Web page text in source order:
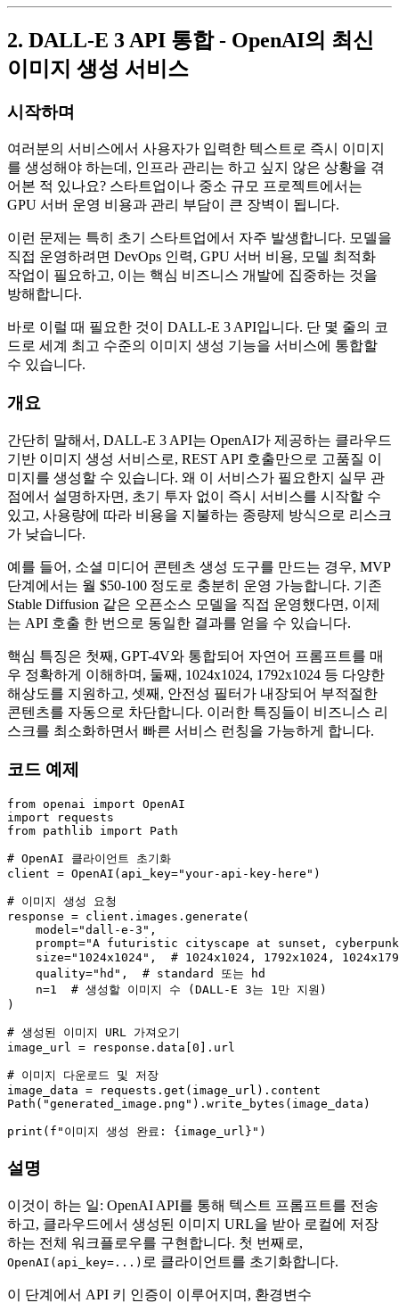
2. DALL-E 3 API 통합 - OpenAI의 최신
이미지 생성 서비스
시작하며
여러분의 서비스에서 사용자가 입력한 텍스트로 즉시 이미지
를 생성해야 하는데, 인프라 관리는 하고 싶지 않은 상황을 겪
어본 적 있나요? 스타트업이나 중소 규모 프로젝트에서는
GPU 서버 운영 비용과 관리 부담이 큰 장벽이 됩니다.
이런 문제는 특히 초기 스타트업에서 자주 발생합니다. 모델을
직접 운영하려면 DevOps 인력, GPU 서버 비용, 모델 최적화
작업이 필요하고, 이는 핵심 비즈니스 개발에 집중하는 것을
방해합니다.
바로 이럴 때 필요한 것이 DALL-E 3 API입니다. 단 몇 줄의 코
드로 세계 최고 수준의 이미지 생성 기능을 서비스에 통합할
수 있습니다.
개요
간단히 말해서, DALL-E 3 API는 OpenAI가 제공하는 클라우드
기반 이미지 생성 서비스로, REST API 호출만으로 고품질 이
미지를 생성할 수 있습니다. 왜 이 서비스가 필요한지 실무 관
점에서 설명하자면, 초기 투자 없이 즉시 서비스를 시작할 수
있고, 사용량에 따라 비용을 지불하는 종량제 방식으로 리스크
가 낮습니다.
예를 들어, 소셜 미디어 콘텐츠 생성 도구를 만드는 경우, MVP
단계에서는 월 $50-100 정도로 충분히 운영 가능합니다. 기존
Stable Diffusion 같은 오픈소스 모델을 직접 운영했다면, 이제
는 API 호출 한 번으로 동일한 결과를 얻을 수 있습니다.
핵심 특징은 첫째, GPT-4V와 통합되어 자연어 프롬프트를 매
우 정확하게 이해하며, 둘째, 1024x1024, 1792x1024 등 다양한
해상도를 지원하고, 셋째, 안전성 필터가 내장되어 부적절한
콘텐츠를 자동으로 차단합니다. 이러한 특징들이 비즈니스 리
스크를 최소화하면서 빠른 서비스 런칭을 가능하게 합니다.
코드 예제
from openai import
import
from pathlib import Path
# OpenAI 클라이언트 초기화
client = OpenAI(api_key="your-api-key-here" )
# 이미지 생성 요청
response = client.images.generate(
    model=
"dall-e-3" ,
    prompt=
"A futuristic cityscape at sunset,
    size=
"1024x1024" , # 1024x1024, 1792x1024,
    quality=
"hd" , # standard 또는 hd
    n=
1
# 생성할 이미지 수 (DALL-E 3는 1만 지원)
)
# 생성된 이미지 URL 가져오기
image_url = response.data[ 0 ].url
# 이미지 다운로드 및 저장
image_data = requests.get(image_url).content
Path( "generated_image.png" ).write_bytes(image_data)
print ( f"이미지 생성 완료: {image_url} "
설명
이것이 하는 일: OpenAI API를 통해 텍스트 프롬프트를 전송
하고, 클라우드에서 생성된 이미지 URL을 받아 로컬에 저장
하는 전체 워크플로우를 구현합니다. 첫 번째로,
OpenAI(api_key=...) 로 클라이언트를 초기화합니다.
이 단계에서 API 키 인증이 이루어지며, 환경변수